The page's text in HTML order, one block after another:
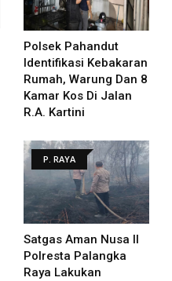
Polsek Pahandut
Identifikasi Kebakaran
Rumah, Warung Dan 8
Kamar Kos Di Jalan
R.A. Kartini
P. RAYA
Satgas Aman Nusa II
Polresta Palangka
Raya Lakukan